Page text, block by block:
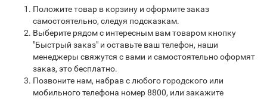
Положите товар в корзину и оформите заказ
самостоятельно, следуя подсказкам.
Выберите рядом с интересным вам товаром кнопку
"Быстрый заказ" и оставьте ваш телефон, наши
менеджеры свяжутся с вами и самостоятельно оформят
заказ, это бесплатно.
Позвоните нам, набрав с любого городского или
мобильного телефона номер 8800, или закажите